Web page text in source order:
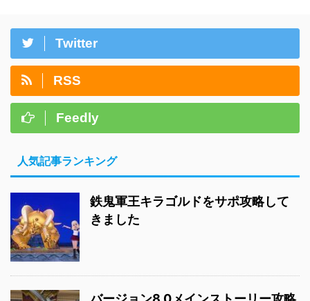
Twitter
RSS
Feedly
人気記事ランキング
鉄鬼軍王キラゴルドをサポ攻略して
きました